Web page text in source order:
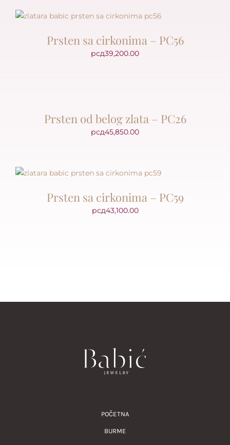
Prsten sa cirkonima – PC56
рсд39,200.00
Prsten od belog zlata – PC26
рсд45,850.00
Prsten sa cirkonima – PC59
рсд43,100.00
POČETNA
BURME